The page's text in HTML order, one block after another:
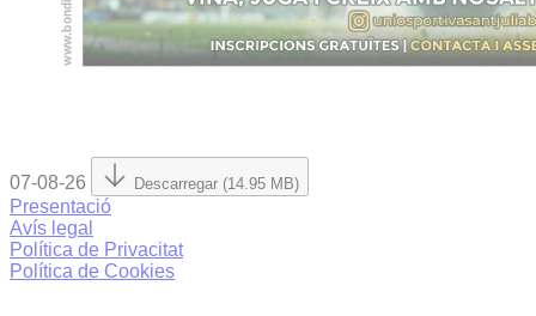
07-08-26 Descarregar (14.95 MB)
Presentació
Avís legal
Política de Privacitat
Política de Cookies